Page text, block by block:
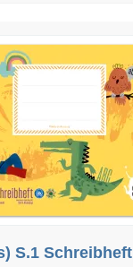
S.1 Schreibheft